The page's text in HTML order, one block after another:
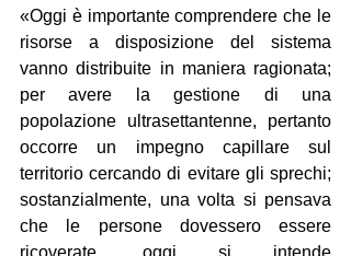
«Oggi è importante comprendere che le
risorse a disposizione del sistema
vanno distribuite in maniera ragionata;
per avere la gestione di una
popolazione ultrasettantenne, pertanto
occorre un impegno capillare sul
territorio cercando di evitare gli sprechi;
sostanzialmente, una volta si pensava
che le persone dovessero essere
ricoverate, oggi si intende